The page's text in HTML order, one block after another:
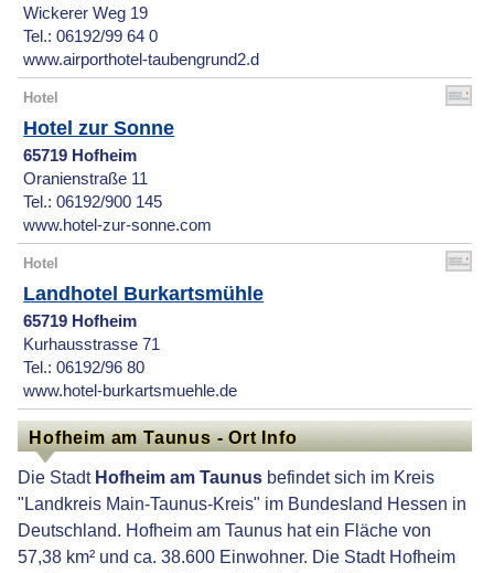
Wickerer Weg 19
Tel.: 06192/99 64 0
www.airporthotel-taubengrund2.d
Hotel
Hotel zur Sonne
65719 Hofheim
Oranienstraße 11
Tel.: 06192/900 145
www.hotel-zur-sonne.com
Hotel
Landhotel Burkartsmühle
65719 Hofheim
Kurhausstrasse 71
Tel.: 06192/96 80
www.hotel-burkartsmuehle.de
Hofheim am Taunus - Ort Info
Die Stadt Hofheim am Taunus befindet sich im Kreis
"Landkreis Main-Taunus-Kreis" im Bundesland Hessen in
Deutschland. Hofheim am Taunus hat ein Fläche von
57,38 km² und ca. 38.600 Einwohner. Die Stadt Hofheim